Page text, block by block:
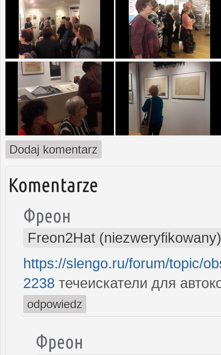
Dodaj komentarz
Komentarze
Фреон
Freon2Hat (niezweryfikowany)
https://slengo.ru/forum/topic/
2238 течеискатели для
odpowiedz
Фреон